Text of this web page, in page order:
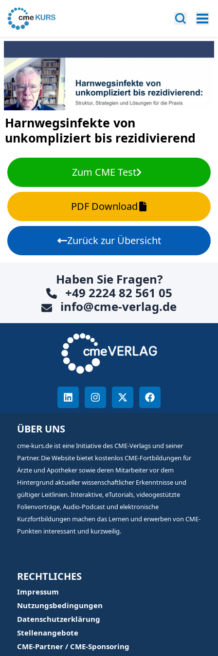
Harnwegsinfekte von
unkompliziert bis rezidivierend
Zum CME Test
PDF Download
Zurück zur Übersicht
Haben Sie Fragen?
+49 2224 82 561 05
info@cme-verlag.de
ÜBER UNS
cme-kurs.de ist eine Initiative des CME-Verlags und seiner
Partner. Die Website bietet kostenlos CME-Fortbildungen für
Ärzte und Apotheker sowie deren Mitarbeiter vor dem
Hintergrund aktueller wissenschaftlicher Erkenntnisse und
gültiger Leitlinien. Interaktive, eTutorials, videogestützte
Folienvorträge, Audio-Podcast und elektronische
Kurzfortbildungen machen das Lernen und erwerben von CME-
Punkten interessant und kurzweilig.
RECHTLICHES
Impressum
Nutzungsbedingungen
Datenschutzerklärung
Stellenangebote
CME-Partner / CME-Sponsoring